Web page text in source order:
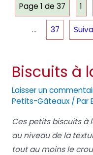
Page 1 de 37 1
… 37
Biscuits à
Laisser un
Petits-Gâteaux/ Par
Ces petits biscuits à
au niveau de la
tout au moins le